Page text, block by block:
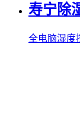
寿宁除
全电脑湿度